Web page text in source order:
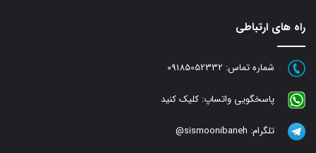
راه های ارتباطی
شماره تماس: 09185052332
پاسخگویی واتساپ: کلیک کنید
تلگرام: sismoonibaneh@